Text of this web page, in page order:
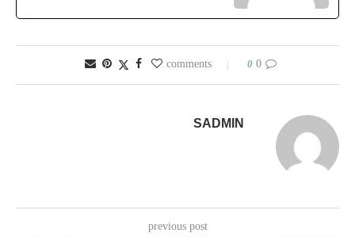
0 comments
0
SADMIN
previous post